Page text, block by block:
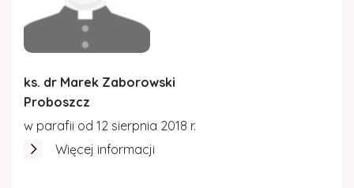
Gazetka parafialna
Kościół w Rydzowie
ks. dr Marek Zaborowski
Proboszcz
w parafii od 12 sierpnia 2018 r.
Więcej informacji